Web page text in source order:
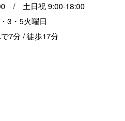
/ 土日祝 9:00-18:00
・5火曜日
7分 / 徒歩17分